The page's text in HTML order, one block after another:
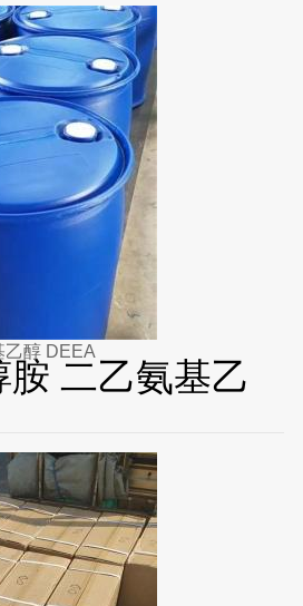
乙醇 DEEA
二乙氨基乙